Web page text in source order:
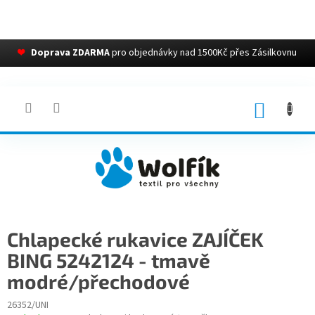
❤ Doprava ZDARMApro objednávky nad 1500Kč přes Zásilkovnu
Chlapecké rukavice ZAJÍČEK
BING 5242124 - tmavě
modré/přechodové
26352/UNI